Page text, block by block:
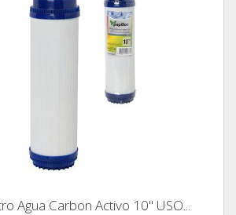
Agua Carbon Activo 10" USO...